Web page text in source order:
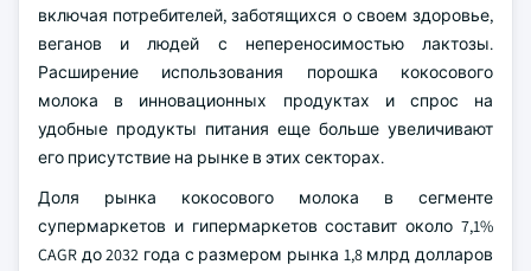
включая потребителей, заботящихся о своем здоровье,
веганов и людей с непереносимостью лактозы.
Расширение использования порошка кокосового
молока в инновационных продуктах и спрос на
удобные продукты питания еще больше увеличивают
его присутствие на рынке в этих секторах.
Доля рынка кокосового молока в сегменте
супермаркетов и гипермаркетов составит около 7,1%
CAGR до 2032 года с размером рынка 1,8 млрд долларов